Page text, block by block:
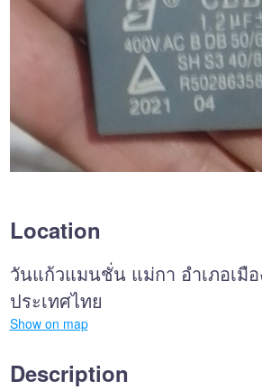
Location
วันแก้วแมนชั่น แม่กา อำเภอเมือ
ประเทศไทย
Show on map
Description